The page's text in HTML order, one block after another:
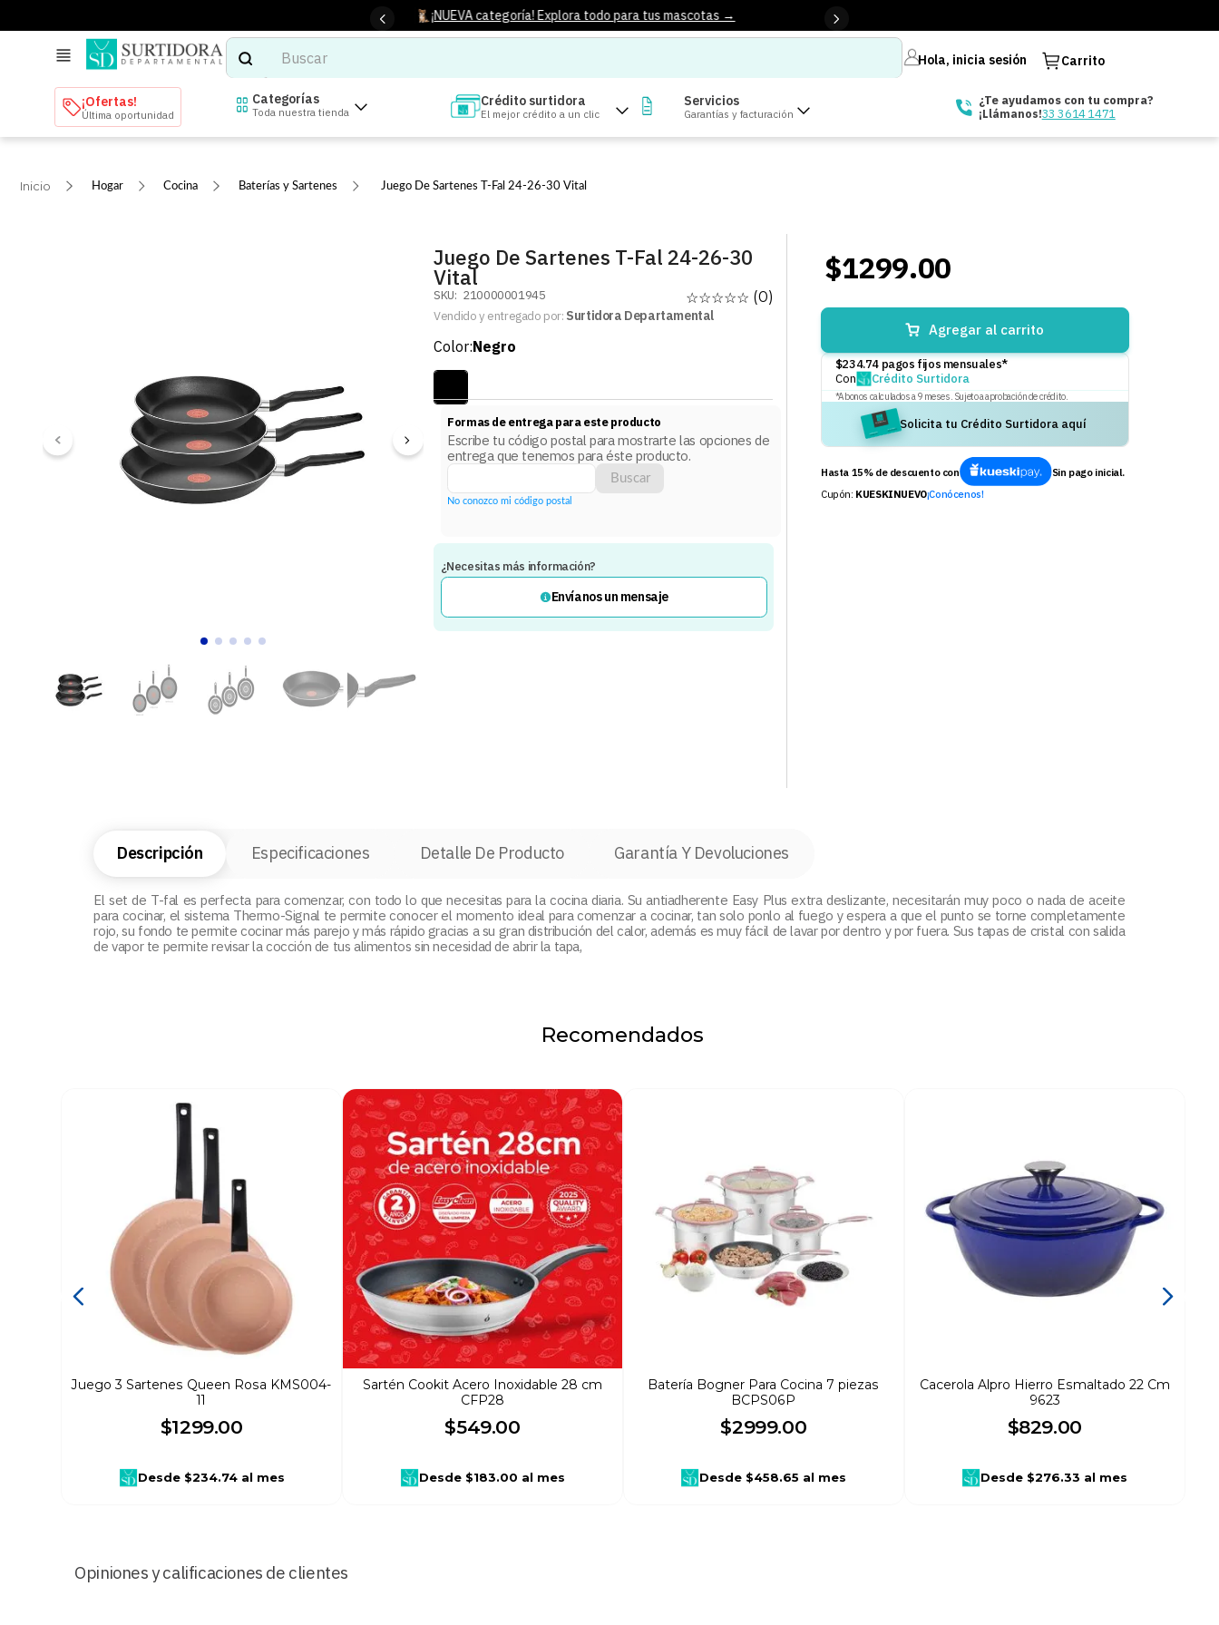
¡NUEVA categoría! Explora todo para tus mascotas →
Buscar
TÉRMINOS MÁS BUSCADOS
3.
mochilas
9.
10. audifonos
Hola, inicia sesión Carrito
¡Ofertas!
Última oportunidad
Categorías
Toda nuestra tienda
Crédito surtidora
El mejor crédito a un clic
Servicios
Garantías y facturación
¿Te ayudamos con tu compra?
¡Llámanos!33 3614 1471
Hogar Cocina Baterías y Sartenes Juego De Sartenes T-Fal 24-26-30 Vital
Juego De Sartenes T-Fal 24-26-30
Vital
SKU: 210000001945 ☆☆☆☆☆ (0)
Vendido y entregado por: Surtidora Departamental
Color:Negro
Formas de entrega para este producto
Escribe tu código postal para mostrarte las opciones de
entrega que tenemos para éste producto.
Buscar
No conozco mi código postal
¿Necesitas más información?
Envíanos un mensaje
$1299.00
Agregar al carrito
$234.74 pagos fijos mensuales*
Con
Crédito Surtidora
*Abonos calculados a 9 meses. Sujeto a aprobación de crédito.
Solicita tu Crédito Surtidora aquí
Hasta 15% de descuento con
Sin pago inicial.
Cupón: KUESKINUEVO¡Conócenos!
Descripción Especificaciones Detalle De Producto Garantía Y Devoluciones
El set de T-fal es perfecta para comenzar, con todo lo que necesitas para la cocina diaria. Su antiadherente Easy Plus extra deslizante, necesitarán muy poco o nada de aceite
para cocinar, el sistema Thermo-Signal te permite conocer el momento ideal para comenzar a cocinar, tan solo ponlo al fuego y espera a que el punto se torne completamente
rojo, su fondo te permite cocinar más parejo y más rápido gracias a su gran distribución del calor, además es muy fácil de lavar por dentro y por fuera. Sus tapas de cristal con salida
de vapor te permite revisar la cocción de tus alimentos sin necesidad de abrir la tapa,
Recomendados
Juego 3 Sartenes Queen Rosa KMS004-
11
$1299.00
Desde$234.74 al mes
Sartén Cookit Acero Inoxidable 28 cm
CFP28
$549.00
Desde$183.00 al mes
Batería Bogner Para Cocina 7 piezas
BCPS06P
$2999.00
Desde $458.65 al mes
Cacerola Alpro Hierro Esmaltado 22 Cm
9623
$829.00
Desde $276.33 al mes
Opiniones y calificaciones de clientes